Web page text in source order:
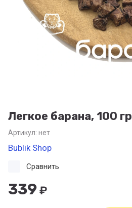
Легкое барана, 100 гр
Артикул: нет
Bublik Shop
339₽
Сравнить